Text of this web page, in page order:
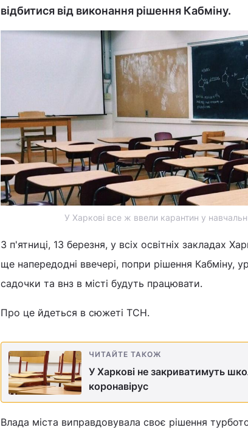
відбитися від виконання рішення Кабміну.
У Харкові все ж ввели карантин у
З п'ятниці, 13 березня, у всіх освітніх закладах
ще напередодні ввечері, попри рішення Кабміну,
садочки та внз в місті будуть працювати.
Про це йдеться в сюжеті ТСН.
ЧИТАЙТЕ ТАКОЖ
У Харкові не закриватимуть
коронавірус
Влада міста виправдовувала своє рішення